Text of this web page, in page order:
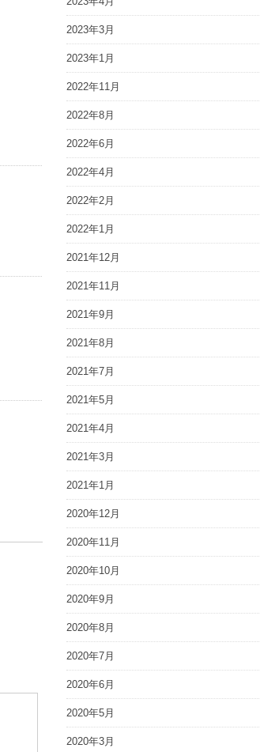
2023年3月
2023年1月
2022年11月
2022年8月
2022年6月
2022年4月
2022年2月
2022年1月
2021年12月
2021年11月
2021年9月
2021年8月
2021年7月
2021年5月
2021年4月
2021年3月
2021年1月
2020年12月
2020年11月
2020年10月
2020年9月
2020年8月
2020年7月
2020年6月
2020年5月
2020年3月